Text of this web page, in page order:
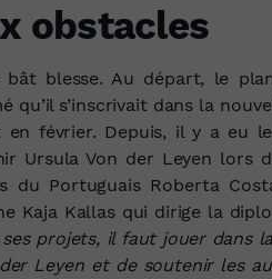
obstacles
bât blesse. Au départ, le
qu’il s’inscrivait dans la
en février. Depuis, il y a eu
Ursula Von der Leyen lors
du Portuguais Roberta
Kaja Kallas qui dirige la
projets, il faut jouer dans
Leyen et de soutenir les